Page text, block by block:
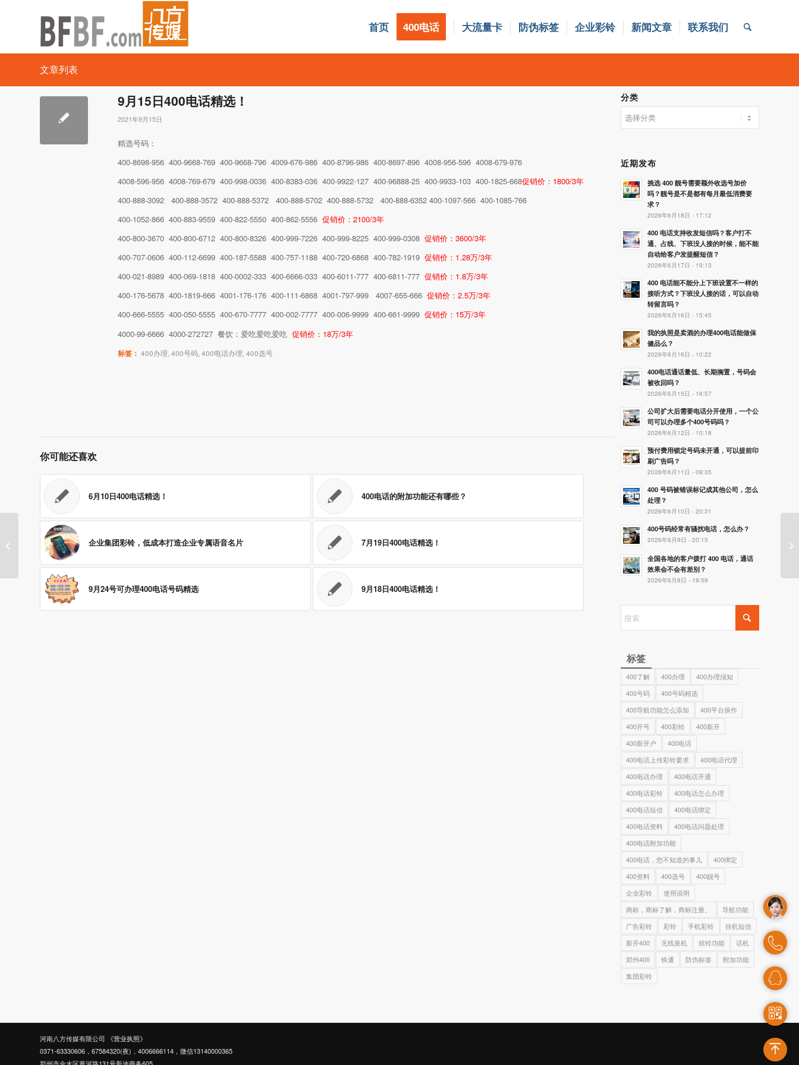
首页 400电话 大流量卡 防伪标签 企业彩铃 新闻文章 联系我们
文章列表
9月15日400电话精选！
2021年9月15日
精选号码：
400-8698-956 400-9668-769 400-9668-796 4009-676-986 400-8796-986 400-8697-896 4008-956-596 4008-679-976
4008-596-956 4008-769-679 400-998-0036 400-8383-036 400-9922-127 400-96888-25 400-9933-103 400-1825-668促销价：1800/3年
400-888-3092 400-888-3572 400-888-5372 400-888-5702 400-888-5732 400-888-6352 400-1097-566 400-1085-766
400-1052-866 400-883-9559 400-822-5550 400-862-5556 促销价：2100/3年
400-800-3670 400-800-6712 400-800-8326 400-999-7226 400-999-8225 400-999-0308 促销价：3600/3年
400-707-0606 400-112-6699 400-187-5588 400-757-1188 400-720-6868 400-782-1919 促销价：1.28万/3年
400-021-8989 400-069-1818 400-0002-333 400-6666-033 400-6011-777 400-6811-777 促销价：1.8万/3年
400-176-5678 400-1819-666 4001-176-176 400-111-6868 4001-797-999 4007-655-666 促销价：2.5万/3年
400-666-5555 400-050-5555 400-670-7777 400-002-7777 400-006-9999 400-661-9999 促销价：15万/3年
4000-99-6666 4000-272727 餐饮：爱吃爱吃爱吃 促销价：18万/3年
标签： 400办理 400号码 400电话办理 400选号
你可能还喜欢
6月10日400电话精选！ 400电话的附加功能还有哪些？
企业集团彩铃，低成本打造企业专属语音名片 7月19日400电话精选！
9月24号可办理400电话号码精选 9月18日400电话精选！
分类
类
近期发布
挑选 400 靓号需要额外收选号加价
吗？靓号是不是都有每月最低消费要
求？
2026年6月18日 - 17:12
400 电话支持收发短信吗？客户打不
通、占线、下班没人接的时候，能不能
自动给客户发提醒短信？
2026年6月17日 - 19:13
400 电话能不能分上下班设置不一样的
接听方式？下班没人接的话，可以自动
转留言吗？
2026年6月16日 - 15:45
我的执照是卖酒的办理400电话能做保
健品么？
2026年6月16日 - 10:22
400电话通话量低、长期搁置，号码会
被收回吗？
2026年6月15日 - 16:57
公司扩大后需要电话分开使用，一个公
司可以办理多个400号码吗？
2026年6月12日 - 10:18
预付费用锁定号码未开通，可以提前印
刷广告吗？
2026年6月11日 - 09:35
400 号码被错误标记成其他公司，怎么
处理？
2026年6月10日 - 20:31
400号码经常有骚扰电话，怎么办？
2026年6月9日 - 20:15
全国各地的客户拨打 400 电话，通话
效果会不会有差别？
2026年6月8日 - 19:59
标签
400了解 400办理
400办理须知
400号码
400号码精选
400导航功能怎么添加
400平台操作
400开号
400彩铃
400新开
400新开户
400电话
400电话上传彩铃要求
400电话代理
400电话办理
400电话开通
400电话彩铃
400电话怎么办理
400电话短信
400电话绑定
400电话资料
400电话问题处理
400电话附加功能
400电话，您不知道的事儿
400绑定
400资料
400选号
400靓号
企业彩铃
使用说明
商标，商标了解，商标注册。
导航功能
广告彩铃
彩铃 手机彩铃
挂机短信
新开400
无线座机 炫铃功能
话机
郑州400
铁通 防伪标签
附加功能
集团彩铃
河南八方传媒有限公司
《营业执照》
0371-63330606，67584320(夜)，4006666114，微信13140000365
9月14日400电话精选！ 9